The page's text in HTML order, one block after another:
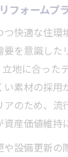
フォームプ
つ快適な住環
要を意識した
立地に合った
素材の採用
アのため、流
産価値維持
や設備更新の